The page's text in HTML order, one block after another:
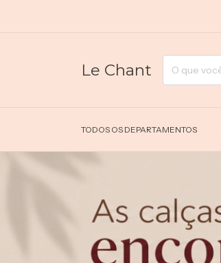
Le Chant
TODOS OS DEPARTAMENTOS